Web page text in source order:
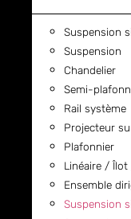
Suspension
Suspension
Chandelier
Semi-
Rail système
Projecteur
Plafonnier
Linéaire /
Ensemble
Suspension